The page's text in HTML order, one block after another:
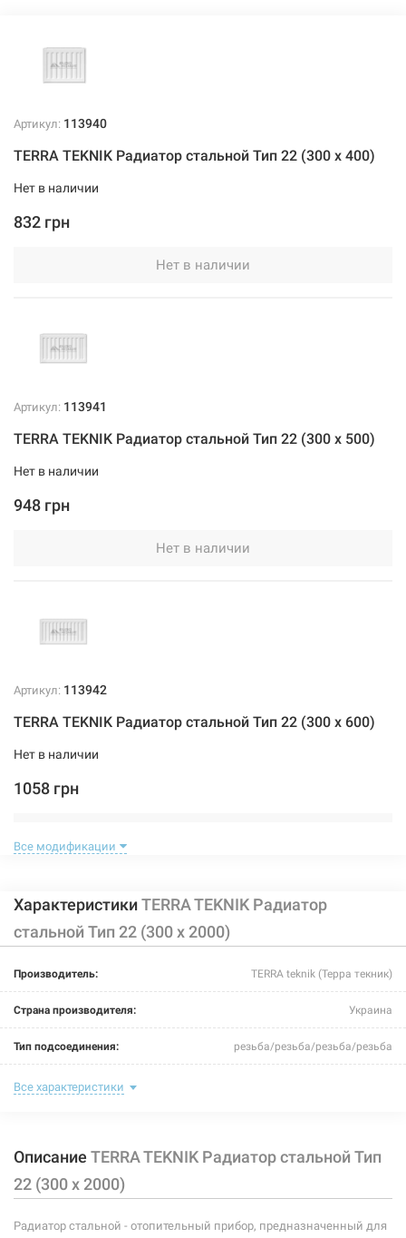
Артикул: 113940
TERRA TEKNIK Радиатор стальной Тип 22 (300 x 400)
Нет в наличии
832 грн
Нет в наличии
Артикул: 113941
TERRA TEKNIK Радиатор стальной Тип 22 (300 x 500)
Нет в наличии
948 грн
Нет в наличии
Артикул: 113942
TERRA TEKNIK Радиатор стальной Тип 22 (300 x 600)
Нет в наличии
1058 грн
Артикул:113943
TERRA TEKNIK Радиатор стальной Тип 22 (300 x 700)
Все модификации
ХарактеристикиTERRA TEKNIK Радиатор
стальной Тип 22 (300 x 2000)
Производитель: TERRA teknik (Терра текник)
Страна производителя: Украина
Тип подсоединения: резьба/резьба/резьба/резьба
Цвет:
Теплоотдача: 2100-2940 Вт
Номинальное давление:
Ширина: 2000 мм
Все характеристики
Описание TERRA TEKNIK Радиатор стальной Тип
22 (300 x 2000)
Радиатор стальной - отопительный прибор, предназначенный для